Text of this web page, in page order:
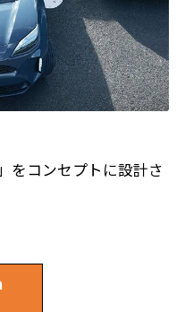
をコンセプトに設計さ